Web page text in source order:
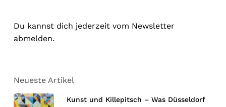
Du kannst dich jederzeit vom Newsletter
abmelden.
Neueste Artikel
Kunst und Killepitsch – Was Düsseldorf